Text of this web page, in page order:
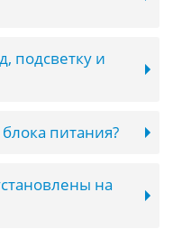
подсветку и
питания?
на